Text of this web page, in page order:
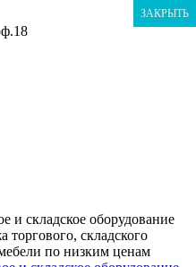
складское оборудование
складского
по низким ценам
ЗАКРЫТЬ